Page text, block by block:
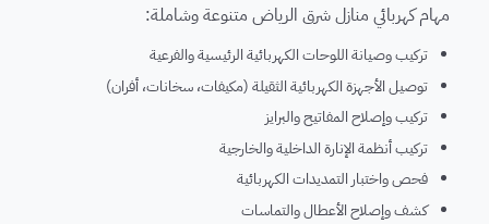
مهام كهربائي منازل شرق الرياض متنوعة وشاملة:
تركيب وصيانة اللوحات الكهربائية الرئيسية والفرعية
توصيل الأجهزة الكهربائية الثقيلة (مكيفات، سخانات، أفران)
تركيب وإصلاح المفاتيح والبرايز
تركيب أنظمة الإنارة الداخلية والخارجية
فحص واختبار التمديدات الكهربائية
كشف وإصلاح الأعطال والتماسات